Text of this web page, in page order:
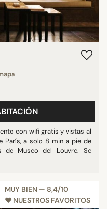
con wifi gratis y vistas al
París, a solo 8 min a pie de
Museo del Louvre. Se
MUY BIEN — 8,4/10
♥︎ NUESTROS FAVORITOS